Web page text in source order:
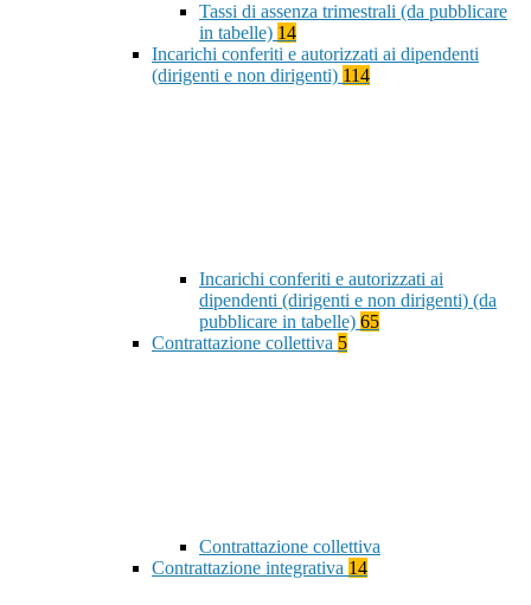
Tassi di assenza trimestrali (da pubblicare
in tabelle) 14
Incarichi conferiti e autorizzati ai dipendenti
(dirigenti e non dirigenti) 114
Incarichi conferiti e autorizzati ai
dipendenti (dirigenti e non dirigenti) (da
pubblicare in tabelle) 65
Contrattazione collettiva 5
Contrattazione collettiva
Contrattazione integrativa 14